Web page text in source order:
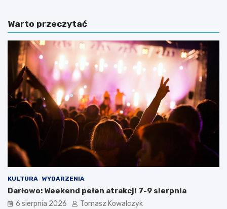
Warto przeczytać
KULTURA WYDARZENIA
Darłowo: Weekend pełen atrakcji 7-9 sierpnia
6 sierpnia 2026 Tomasz Kowalczyk